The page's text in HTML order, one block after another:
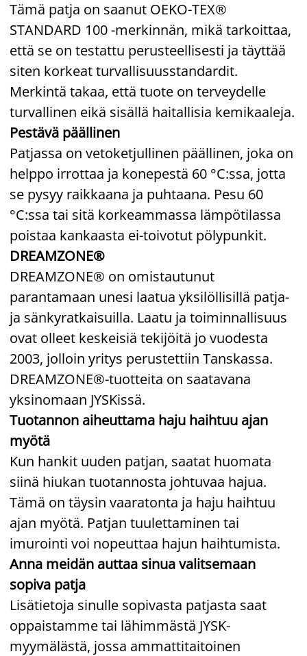
Tämä patja on saanut OEKO-TEX®
STANDARD 100 -merkinnän, mikä tarkoittaa,
että se on testattu perusteellisesti ja täyttää
siten korkeat turvallisuusstandardit.
Merkintä takaa, että tuote on terveydelle
turvallinen eikä sisällä haitallisia kemikaaleja.
Pestävä päällinen
Patjassa on vetoketjullinen päällinen, joka on
helppo irrottaa ja konepestä 60 °C:ssa, jotta
se pysyy raikkaana ja puhtaana. Pesu 60
°C:ssa tai sitä korkeammassa lämpötilassa
poistaa kankaasta ei-toivotut pölypunkit.
DREAMZONE®
DREAMZONE® on omistautunut
parantamaan unesi laatua yksilöllisillä patja-
ja sänkyratkaisuilla. Laatu ja toiminnallisuus
ovat olleet keskeisiä tekijöitä jo vuodesta
2003, jolloin yritys perustettiin Tanskassa.
DREAMZONE®-tuotteita on saatavana
yksinomaan JYSKissä.
Tuotannon aiheuttama haju haihtuu ajan
myötä
Kun hankit uuden patjan, saatat huomata
siinä hiukan tuotannosta johtuvaa hajua.
Tämä on täysin vaaratonta ja haju haihtuu
ajan myötä. Patjan tuulettaminen tai
imurointi voi nopeuttaa hajun haihtumista.
Anna meidän auttaa sinua valitsemaan
sopiva patja
Lisätietoja sinulle sopivasta patjasta saat
oppaistamme tai lähimmästä JYSK-
myymälästä, jossa ammattitaitoinen